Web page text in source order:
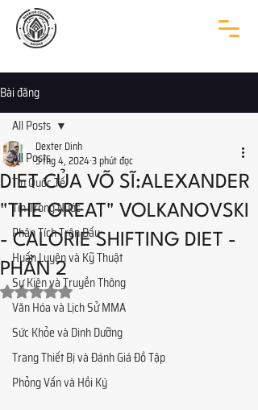
Bài đăng
All Posts
Tin Quốc Tế
Tin Trong Nước
Phân Tích Trận Đấu
Huấn Luyện và Kỹ Thuật
Sự Kiện và Truyền Thông
Văn Hóa và Lịch Sử MMA
Sức Khỏe và Dinh Dưỡng
Trang Thiết Bị và Đánh Giá Đồ Tập
Phỏng Vấn và Hồi Ký
All Posts
DIET CỦA VÕ SĨ:ALEXANDER
"THE GREAT" VOLKANOVSKI
- CALORIE SHIFTING DIET -
PHẦN 2
Dexter Dinh
5 thg 4, 20243 phút đọc
Đã xếp hạng NaN/5 sao.